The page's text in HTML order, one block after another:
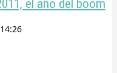
el año del boom